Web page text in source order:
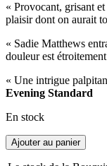
« Provocant, grisant
plaisir dont on aurait
« Sadie Matthews
douleur est
« Une intrigue
Evening Standard
En stock
Ajouter au panier